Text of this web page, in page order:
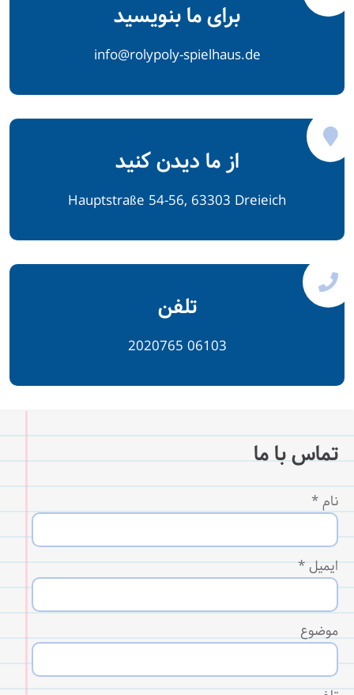
برای ما بنویسید
info@rolypoly-spielhaus.de
از ما دیدن کنید
Hauptstraße 54-56, 63303 Dreieich
تلفن
06103 2020765
تماس با ما
نام*
ایمیل*
موضوع